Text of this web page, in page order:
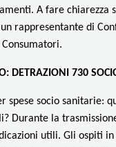
A fare chiarezza
rappresentante di
DETRAZIONI 730
spese socio sanitarie:
Durante la
utili. Gli ospiti in